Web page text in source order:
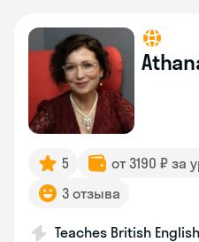
5 от 3190 ₽ за
3 отзыва
Teaches British